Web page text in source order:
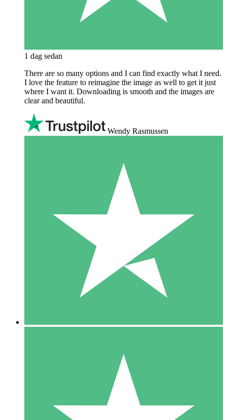
1 dag sedan
There are so many options and I can find exactly what I need.
I love the feature to reimagine the image as well to get it just
where I want it. Downloading is smooth and the images are
clear and beautiful.
Wendy Rasmussen